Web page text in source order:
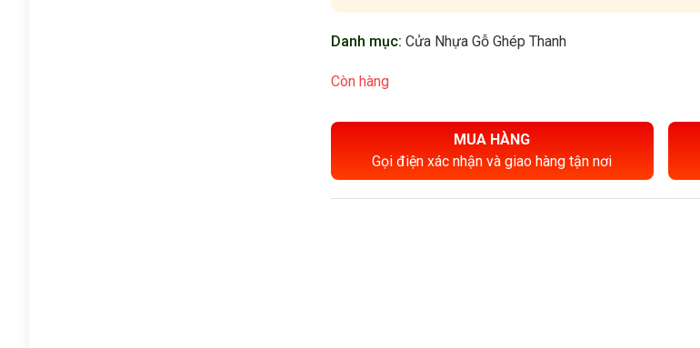
Danh mục: Cửa Nhựa Gỗ Ghép Thanh
Còn hàng
MUA HÀNG
Gọi điện xác nhận và giao hàng tận nơi